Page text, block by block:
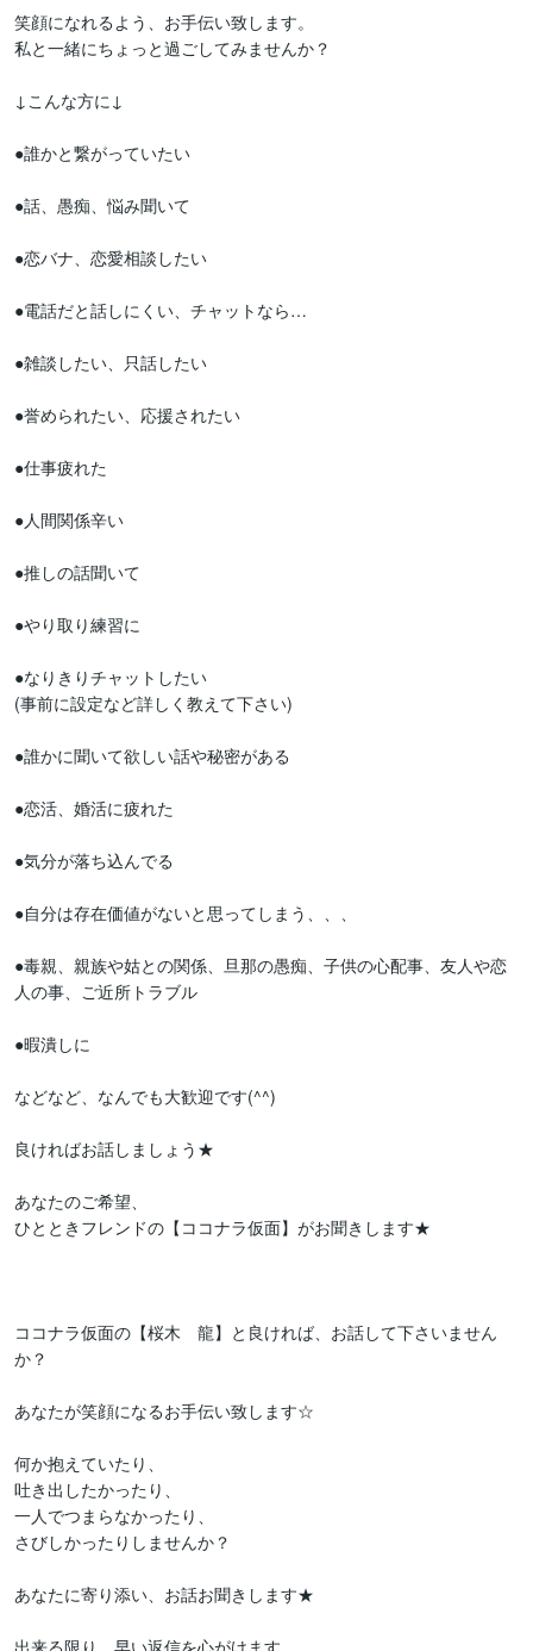
笑顔になれるよう、お手伝い致します。
私と一緒にちょっと過ごしてみませんか？
↓こんな方に↓
●誰かと繋がっていたい
●話、愚痴、悩み聞いて
●恋バナ、恋愛相談したい
●電話だと話しにくい、チャットなら…
●雑談したい、只話したい
●誉められたい、応援されたい
●仕事疲れた
●人間関係辛い
●推しの話聞いて
●やり取り練習に
●なりきりチャットしたい
(事前に設定など詳しく教えて下さい)
●誰かに聞いて欲しい話や秘密がある
●恋活、婚活に疲れた
●気分が落ち込んでる
●自分は存在価値がないと思ってしまう、、、
●毒親、親族や姑との関係、旦那の愚痴、子供の心配事、友人や恋
人の事、ご近所トラブル
●暇潰しに
などなど、なんでも大歓迎です(^^)
良ければお話しましょう★
あなたのご希望、
ひとときフレンドの【ココナラ仮面】がお聞きします★
ココナラ仮面の【桜木　龍】と良ければ、お話して下さいません
か？
あなたが笑顔になるお手伝い致します☆
何か抱えていたり、
吐き出したかったり、
一人でつまらなかったり、
さびしかったりしませんか？
あなたに寄り添い、お話お聞きします★